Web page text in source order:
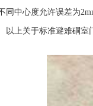
同中心度允许误差为
以上关于标准避难硐室